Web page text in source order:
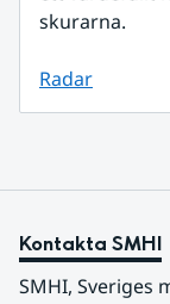
skurarna.
Radar
Kontakta SMHI
SMHI, Sveriges